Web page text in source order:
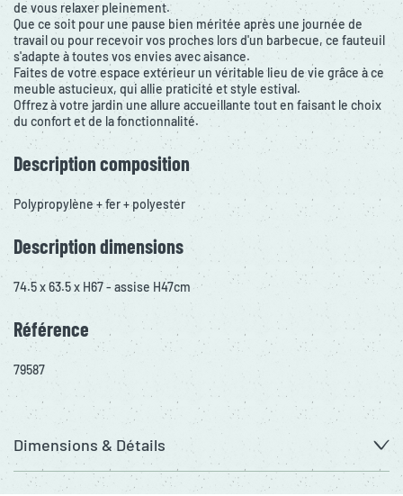
de vous relaxer pleinement.
Que ce soit pour une pause bien méritée après une journée de
travail ou pour recevoir vos proches lors d'un barbecue, ce fauteuil
s'adapte à toutes vos envies avec aisance.
Faites de votre espace extérieur un véritable lieu de vie grâce à ce
meuble astucieux, qui allie praticité et style estival.
Offrez à votre jardin une allure accueillante tout en faisant le choix
du confort et de la fonctionnalité.
Description composition
Polypropylène + fer + polyester
Description dimensions
74.5 x 63.5 x H67 - assise H47cm
Référence
79587
Dimensions & Détails